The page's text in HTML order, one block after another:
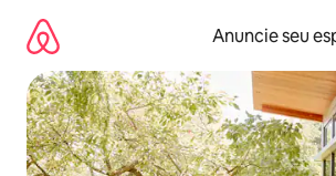
para
conteúdo
Anuncie seu